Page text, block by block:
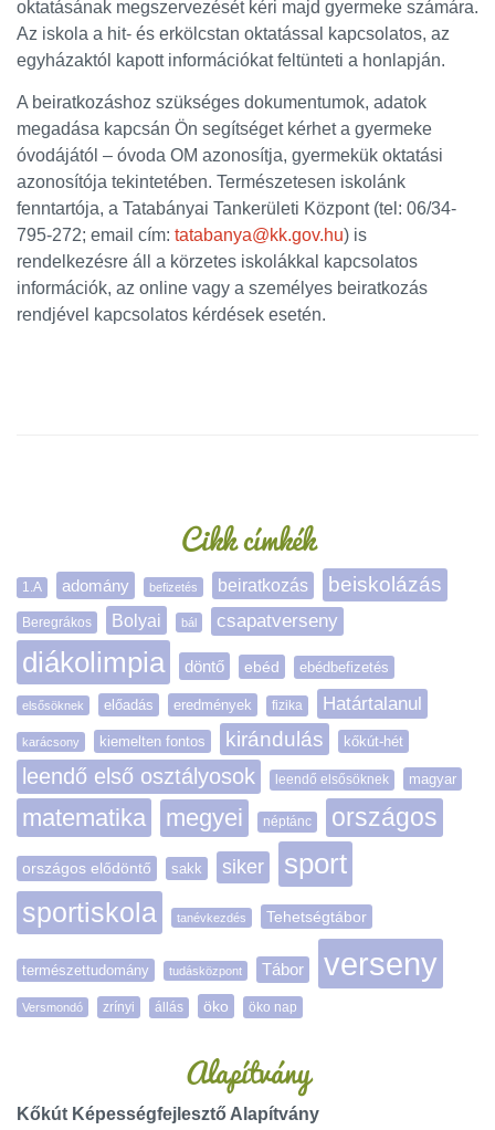
oktatásának megszervezését kéri majd gyermeke számára.
Az iskola a hit- és erkölcstan oktatással kapcsolatos, az
egyházaktól kapott információkat feltünteti a honlapján.
A beiratkozáshoz szükséges dokumentumok, adatok
megadása kapcsán Ön segítséget kérhet a gyermeke
óvodájától – óvoda OM azonosítja, gyermekük oktatási
azonosítója tekintetében. Természetesen iskolánk
fenntartója, a Tatabányai Tankerületi Központ (tel: 06/34-
795-272; email cím: tatabanya@kk.gov.hu) is
rendelkezésre áll a körzetes iskolákkal kapcsolatos
információk, az online vagy a személyes beiratkozás
rendjével kapcsolatos kérdések esetén.
Cikk címkék
1.A adomány befizetés beiratkozás beiskolázás
Beregrákos Bolyai bál csapatverseny
diákolimpia döntő ebéd ebédbefizetés
elsősöknek előadás eredmények fizika Határtalanul
karácsony kiemelten fontos kirándulás kőkút-hét
leendő első osztályosok leendő elsősöknek magyar
matematika megyei néptánc országos
országos elődöntő sakk siker sport
sportiskola tanévkezdés Tehetségtábor
természettudomány tudásközpont Tábor verseny
Versmondó zrínyi állás öko öko nap
Alapítvány
Kőkút Képességfejlesztő Alapítvány